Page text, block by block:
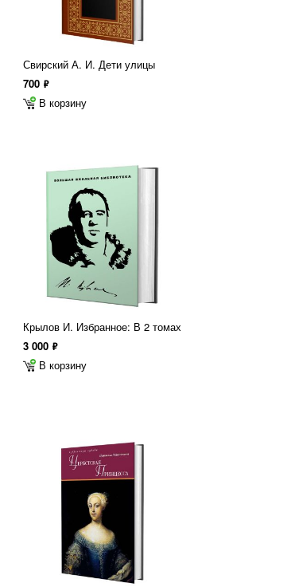
Свирский А. И. Дети улицы
700 ф
В корзину
Крылов И. Избранное: В 2 томах
3 000 ф
В корзину